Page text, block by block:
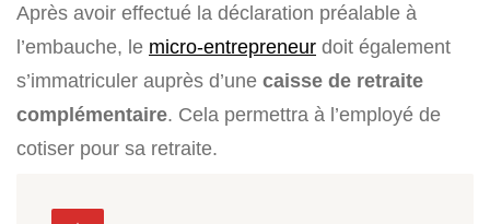
Après avoir effectué la déclaration préalable à
l’embauche, le micro-entrepreneur doit également
s’immatriculer auprès d’une caisse de retraite
complémentaire. Cela permettra à l’employé de
cotiser pour sa retraite.